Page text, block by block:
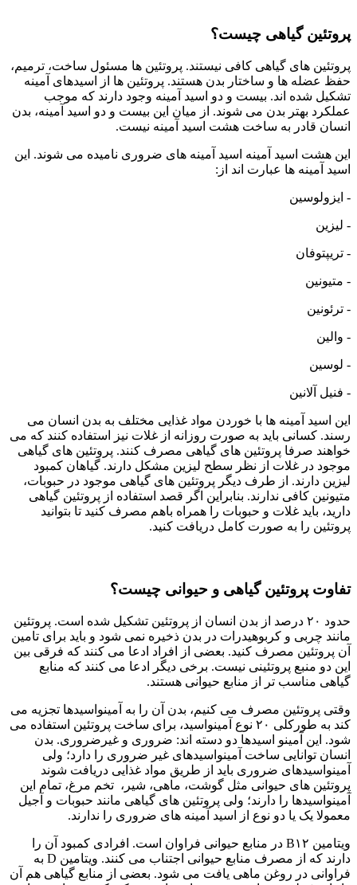
پروتئین گیاهی چیست؟
پروتئین های گیاهی کافی نیستند. پروتئین ها مسئول ساخت، ترمیم،
حفظ عضله ها و ساختار بدن هستند. پروتئین ها از اسیدهای آمینه
تشکیل شده اند. بیست و دو اسید آمینه وجود دارند که موجب
عملکرد بهتر بدن می شوند. از میان این بیست و دو اسید آمینه، بدن
انسان قادر به ساخت هشت اسید آمینه نیست.
این هشت اسید آمینه اسید آمینه های ضروری نامیده می شوند. این
اسید آمینه ها عبارت اند از:
- ایزولوسین
- لیزین
- تریپتوفان
- متیونین
- ترئونین
- والین
- لوسین
- فنیل آلانین
این اسید آمینه ها با خوردن مواد غذایی مختلف به بدن انسان می
رسند. کسانی باید به صورت روزانه از غلات نیز استفاده کنند که می
خواهند صرفا پروتئین های گیاهی مصرف کنند. پروتئین های گیاهی
موجود در غلات از نظر سطح لیزین مشکل دارند. گیاهان کمبود
لیزین دارند. از طرف دیگر پروتئین های گیاهی موجود در حبوبات،
متیونین کافی ندارند. بنابراین اگر قصد استفاده از پروتئین گیاهی
دارید، باید غلات و حبوبات را همراه باهم مصرف کنید تا بتوانید
پروتئین را به صورت کامل دریافت کنید.
تفاوت پروتئین گیاهی و حیوانی چیست؟
حدود ۲۰ درصد از بدن انسان از پروتئین تشکیل شده است. پروتئین
مانند چربی و کربوهیدرات در بدن ذخیره نمی شود و باید برای تامین
آن پروتئین مصرف کنید. بعضی از افراد ادعا می کنند که فرقی بین
این دو منبع پروتئینی نیست. برخی دیگر ادعا می کنند که منابع
گیاهی مناسب تر از منابع حیوانی هستند.
وقتی پروتئین مصرف می کنیم، بدن آن را به آمینواسیدها تجزیه می
کند‌ به طورکلی ۲۰ نوع آمینواسید، برای ساخت پروتئین استفاده می
شود. این آمینو اسیدها دو دسته اند: ضروری و غیرضروری. بدن
انسان توانایی ساخت آمینواسیدهای غیر ضروری را دارد؛ ولی
آمینواسیدهای ضروری باید از طریق مواد غذایی دریافت شوند
پروتئین های حیوانی مثل گوشت، ماهی، شیر، تخم مرغ، تمام این
آمینواسیدها را دارند؛ ولی پروتئین های گیاهی مانند حبوبات و آجیل
معمولا یک یا دو نوع از اسید آمینه های ضروری را ندارند.
ویتامین B۱۲ در منابع حیوانی فراوان است. افرادی کمبود آن را
دارند که از مصرف منابع حیوانی اجتناب می کنند. ویتامین D به
فراوانی در روغن ماهی یافت می شود. بعضی از منابع گیاهی هم آن